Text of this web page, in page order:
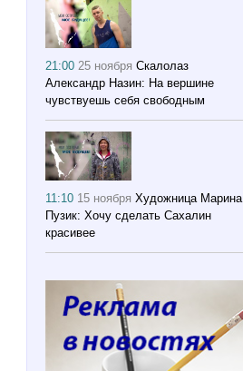
21:0025 ноября Скалолаз
Александр Назин: На вершине
чувствуешь себя свободным
11:10 15 ноября Художница Марина
Пузик: Хочу сделать Сахалин
красивее